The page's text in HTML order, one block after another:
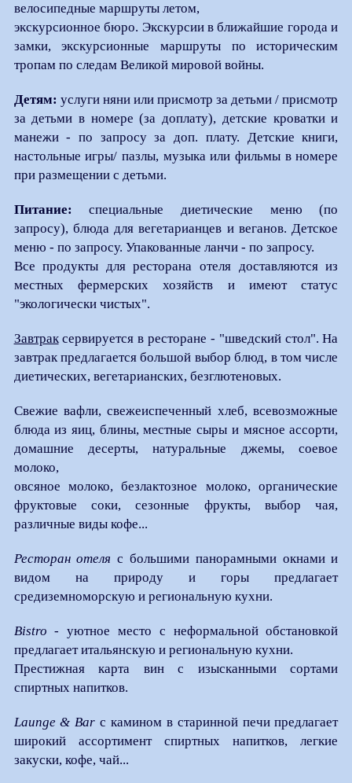
велосипедные маршруты летом,
экскурсионное бюро. Экскурсии в ближайшие города и
замки, экскурсионные маршруты по историческим
тропам по следам Великой мировой войны.
Детям: услуги няни или присмотр за детьми / присмотр
за детьми в номере (за доплату), детские кроватки и
манежи - по запросу за доп. плату. Детские книги,
настольные игры/ пазлы, музыка или фильмы в номере
при размещении с детьми.
Питание: cпециальные диетические меню (по
запросу), блюда для вегетарианцев и веганов. Детское
меню - по запросу. Упакованные ланчи - по запросу.
Все продукты для ресторана отеля доставляются из
местных фермерских хозяйств и имеют статус
"экологически чистых".
Завтраксервируется в ресторане - "шведский стол". На
завтрак предлагается большой выбор блюд, в том числе
диетических, вегетарианских, безглютеновых.
Свежие вафли, свежеиспеченный хлеб, всевозможные
блюда из яиц, блины, местные сыры и мясное ассорти,
домашние десерты, натуральные джемы, соевое
молоко,
овсяное молоко, безлактозное молоко, органические
фруктовые соки, сезонные фрукты, выбор чая,
различные виды кофе...
Ресторан отеля с большими панорамными окнами и
видом на природу и горы предлагает
средиземноморскую и региональную кухни.
Bistro - уютное место с неформальной обстановкой
предлагает итальянскую и региональную кухни.
Престижная карта вин с изысканными сортами
спиртных напитков.
Launge & Bar с камином в старинной печи предлагает
широкий ассортимент спиртных напитков, легкие
закуски, кофе, чай...